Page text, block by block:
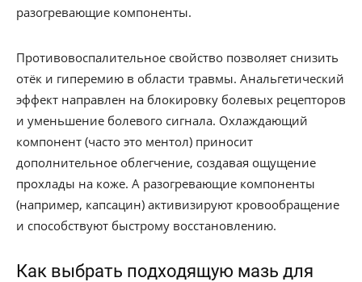
разогревающие компоненты.
Противовоспалительное свойство позволяет снизить
отёк и гиперемию в области травмы. Анальгетический
эффект направлен на блокировку болевых рецепторов
и уменьшение болевого сигнала. Охлаждающий
компонент (часто это ментол) приносит
дополнительное облегчение, создавая ощущение
прохлады на коже. А разогревающие компоненты
(например, капсацин) активизируют кровообращение
и способствуют быстрому восстановлению.
Как выбрать подходящую мазь для